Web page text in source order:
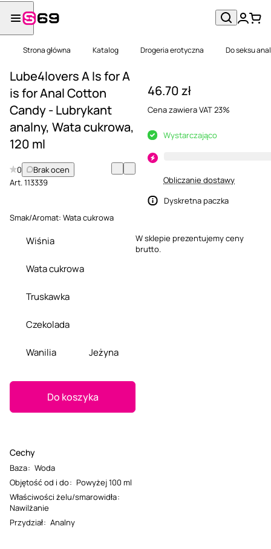
Strona główna Katalog Drogeria erotyczna Do seksu
Lube4lovers A Is for A
is for Anal Cotton
Candy - Lubrykant
analny, Wata cukrowa,
120 ml
0
Brak ocen
Art.113339
Smak/Aromat: Wata cukrowa
Wiśnia
Wata cukrowa
Truskawka
Czekolada
Wanilia Jeżyna
Do koszyka
Cechy
Baza: Woda
Objętość od i do: Powyżej 100 ml
Właściwości żelu/smarowidła:
Nawilżanie
Przydział: Analny
46.70 zł
Cena zawiera VAT 23%
Wystarczająco
Obliczanie dostawy
Dyskretna paczka
W sklepie prezentujemy ceny
brutto.